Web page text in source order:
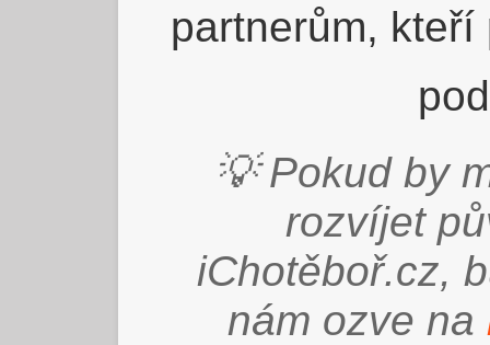
partnerům,
💡 Pokud by
rozvíjet
iChotěboř.cz,
nám ozve na